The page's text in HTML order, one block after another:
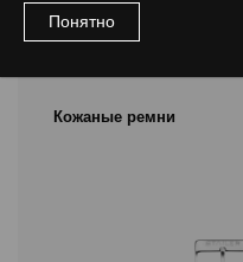
Кожаные ремни
Понятно